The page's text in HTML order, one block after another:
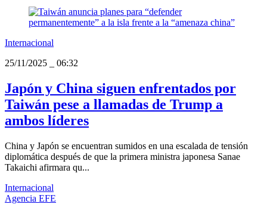
Internacional
25/11/2025
06:32
Japón y China siguen enfrentados por
Taiwán pese a llamadas de Trump a
ambos líderes
China y Japón se encuentran sumidos en una escalada de tensión
diplomática después de que la primera ministra japonesa Sanae
Takaichi afirmara qu...
Internacional
Agencia EFE